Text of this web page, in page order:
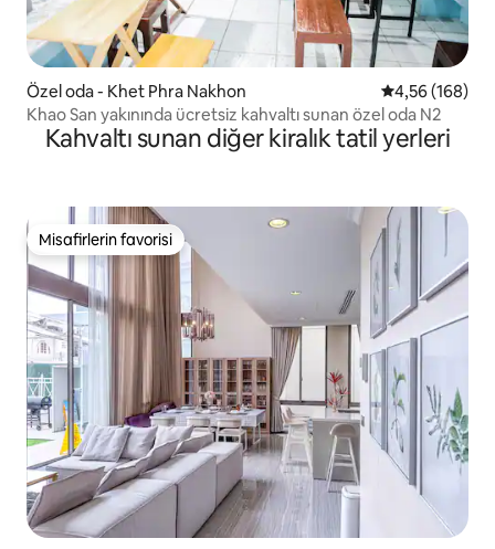
Özel oda - Khet Phra Nakhon 5 üzerinden
4,56 (168)
Khao San yakınında ücretsiz kahvaltı sunan özel oda N2
Kahvaltı sunan diğer kiralık tatil yerleri
Misafirlerin favorisi
Misafirlerin favorisi